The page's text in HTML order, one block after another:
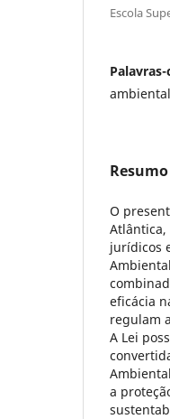
Escola
Resumo
O
jurídicos
eficácia
regulam
A Lei
a